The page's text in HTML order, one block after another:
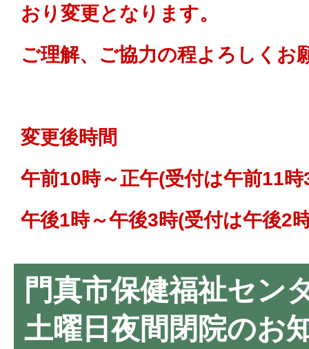
おり変更となります。
ご理解、ご協力の程よろしくお
変更後時間
午前10時～正午(受付は午前11
午後1時～午後3時(受付は午後2
門真市保健福祉セン
土曜日夜間閉院のお